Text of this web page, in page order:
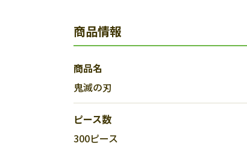
商品情報
商品名
鬼滅の刃
ピース数
300ピース